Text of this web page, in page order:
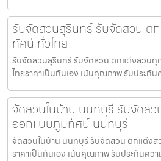
รับจัดสวนสุรินทร์ รับจัดสวน ต
ทัศน์ ทั่วไทย
รับจัดสวนสุรินทร์ รับจัดสวน ตกแต่งสวน
ไทยราคาเป็นกันเอง เน้นคุณภาพ รับประกั
จัดสวนในบ้าน นนทบุรี รับจัดส
ออกแบบภูมิทัศน์ นนทบุรี
จัดสวนในบ้าน นนทบุรี รับจัดสวน ตกแต่ง
ราคาเป็นกันเอง เน้นคุณภาพ รับประกันคว